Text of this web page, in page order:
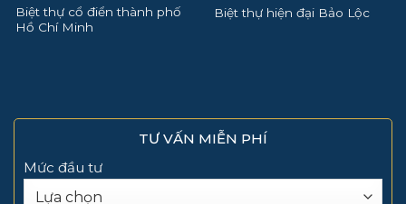
Biệt thự hiện đại Bảo Lộc Biệt thự CIC Rạch Giá
TƯ VẤN MIỄN PHÍ
Mức đầu tư